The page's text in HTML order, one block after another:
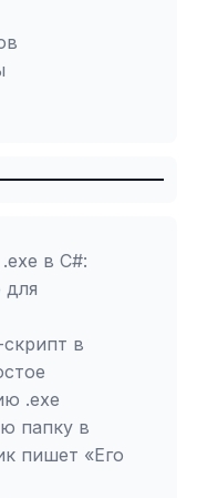
в C#:
для
в
.exe
папку в
пишет «Его